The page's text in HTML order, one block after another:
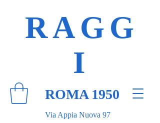
Via Appia Nuova 97
RAGG
I
ROMA 1950